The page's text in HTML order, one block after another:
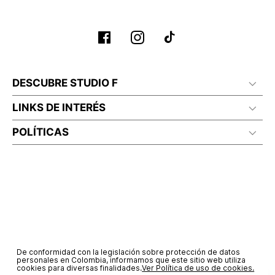
DESCUBRE STUDIO F
LINKS DE INTERÉS
POLÍTICAS
De conformidad con la legislación sobre protección de datos
personales en Colombia, informamos que este sitio web utiliza
cookies para diversas finalidades.Ver Política de uso de cookies.